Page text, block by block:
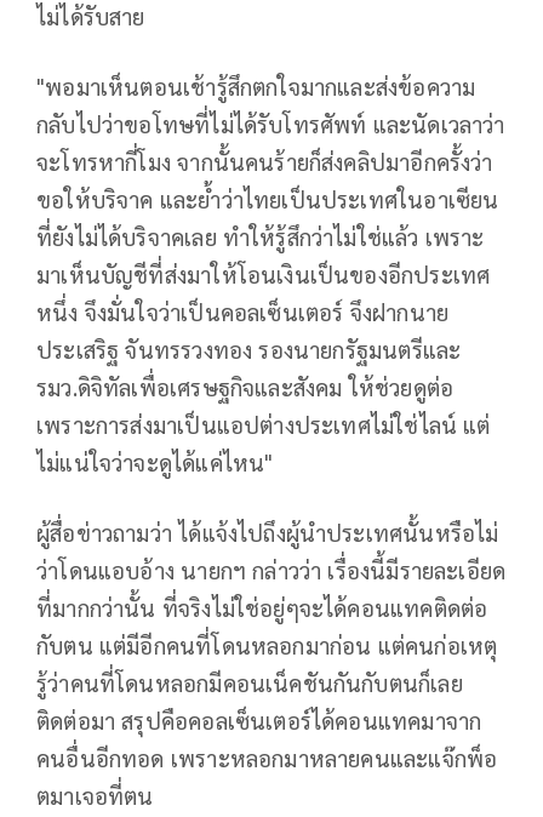
ไม่ได้รับสาย
"พอมาเห็นตอนเช้ารู้สึกตกใจมากและส่งข้อความ
กลับไปว่าขอโทษที่ไม่ได้รับโทรศัพท์ และนัดเวลาว่า
จะโทรหากี่โมง จากนั้นคนร้ายก็ส่งคลิปมาอีกครั้งว่า
ขอให้บริจาค และย้ำว่าไทยเป็นประเทศในอาเซียน
ที่ยังไม่ได้บริจาคเลย ทำให้รู้สึกว่าไม่ใช่แล้ว เพราะ
มาเห็นบัญชีที่ส่งมาให้โอนเงินเป็นของอีกประเทศ
หนึ่ง จึงมั่นใจว่าเป็นคอลเซ็นเตอร์ จึงฝากนาย
ประเสริฐ จันทรรวงทอง รองนายกรัฐมนตรีและ
รมว.ดิจิทัลเพื่อเศรษฐกิจและสังคม ให้ช่วยดูต่อ
เพราะการส่งมาเป็นแอปต่างประเทศไม่ใช่ไลน์ แต่
ไม่แน่ใจว่าจะดูได้แค่ไหน"
ผู้สื่อข่าวถามว่า ได้แจ้งไปถึงผู้นำประเทศนั้นหรือไม่
ว่าโดนแอบอ้าง นายกฯ กล่าวว่า เรื่องนี้มีรายละเอียด
ที่มากกว่านั้น ที่จริงไม่ใช่อยู่ๆจะได้คอนแทคติดต่อ
กับตน แต่มีอีกคนที่โดนหลอกมาก่อน แต่คนก่อเหตุ
รู้ว่าคนที่โดนหลอกมีคอนเน็คชันกันกับตนก็เลย
ติดต่อมา สรุปคือคอลเซ็นเตอร์ได้คอนแทคมาจาก
คนอื่นอีกทอด เพราะหลอกมาหลายคนและแจ๊กพ็อ
ตมาเจอที่ตน